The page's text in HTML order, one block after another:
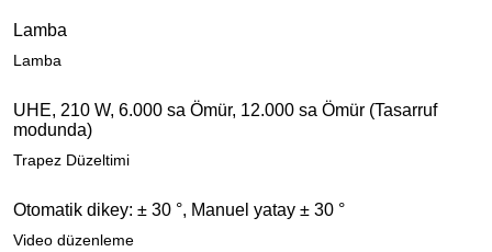
Lamba
Lamba
UHE, 210 W, 6.000 sa Ömür, 12.000 sa Ömür (Tasarruf
modunda)
Trapez Düzeltimi
Otomatik dikey: ± 30 °, Manuel yatay ± 30 °
Video düzenleme